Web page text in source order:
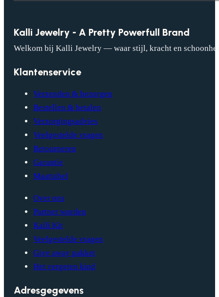
Kalli Jewelry - A Pretty Powerfull Brand
Welkom bij Kalli Jewelry — waar stijl, kracht en
Klantenservice
Verzenden & bezorgen
Bestellen & betalen
Verzorgingsadvies
Veelgestelde vragen
Retourneren
Garantie
Maattabel
Over ons
Partner worden
Kalli Kit
Veelgestelde vragen
Give away pakket
Het vergeten kind
Adresgegevens